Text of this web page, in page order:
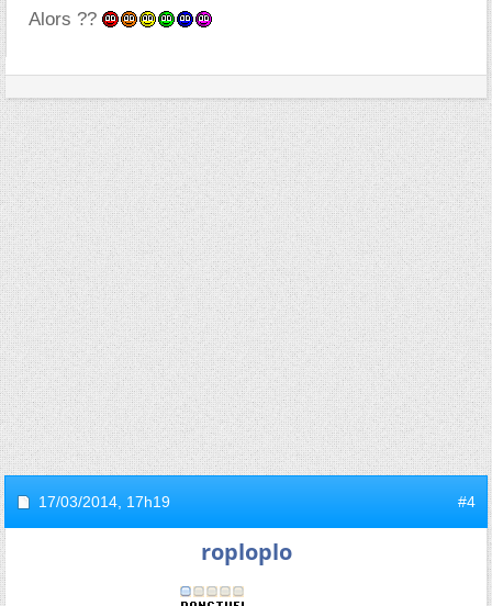
Alors ??
17/03/2014, 17h19 #4
roploplo